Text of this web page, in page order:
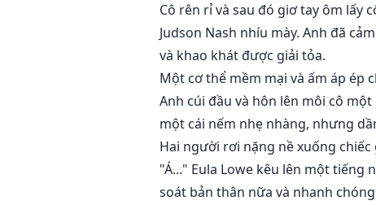
Cô rên rỉ và sau đó giơ tay ôm lấy
Judson Nash nhíu mày. Anh đã
và khao khát được giải tỏa.
Một cơ thể mềm mại và ấm áp ép
Anh cúi đầu và hôn lên môi cô
một cái nếm nhẹ nhàng, nhưng
Hai người rơi nặng nề xuống
"Á..." Eula Lowe kêu lên một
soát bản thân nữa và nhanh